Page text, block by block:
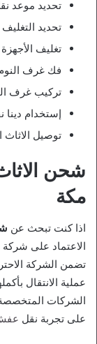
تحديد موعد
تحديد
تغليف الأجهزة
فك غرف
تركيب غرف
إستخدام
توصيل الاثاث
شحن
مكة
اذا كنت تبحث عن
تضمن الشركة
عملية الانتقال
الشركات المتخصصة
على تجربة نقل